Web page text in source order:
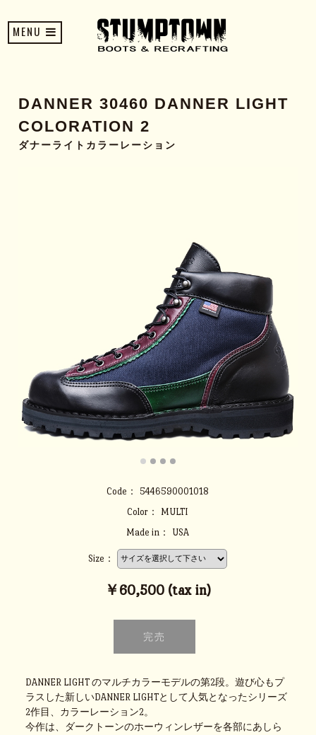
MENU
DANNER 30460 DANNER LIGHT
COLORATION 2
ダナーライトカラーレーション
Code：
5446590001018
Color：
MULTI
Made in：
USA
Size：
￥60,500 (tax in)
DANNER LIGHT のマルチカラーモデルの第2段。遊び心もプ
ラスした新しいDANNER LIGHTとして人気となったシリーズ
2作目、カラーレーション2。
今作は、ダークトーンのホーウィンレザーを各部にあしら